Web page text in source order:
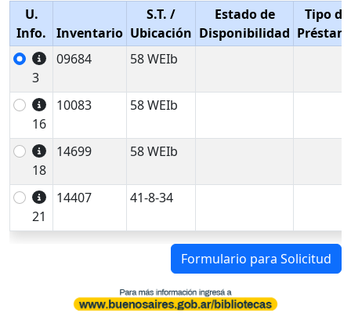
U.
Info.
Inventario
S.T. /
Ubicación
Estado de
Disponibilidad
Tipo de
3
09684 58 WEIb
16
10083 58 WEIb
18
14699 58 WEIb
21
14407 41-8-34
Formulario para Solicitud